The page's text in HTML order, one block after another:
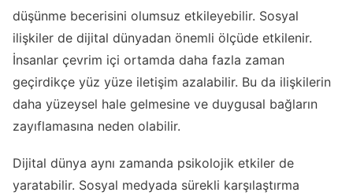
düşünme becerisini olumsuz etkileyebilir. Sosyal
ilişkiler de dijital dünyadan önemli ölçüde etkilenir.
İnsanlar çevrim içi ortamda daha fazla zaman
geçirdikçe yüz yüze iletişim azalabilir. Bu da ilişkilerin
daha yüzeysel hale gelmesine ve duygusal bağların
zayıflamasına neden olabilir.
Dijital dünya aynı zamanda psikolojik etkiler de
yaratabilir. Sosyal medyada sürekli karşılaştırma